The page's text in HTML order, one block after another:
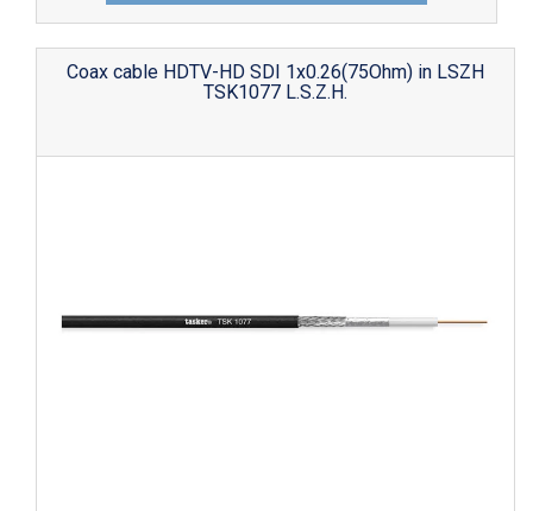
Coax cable HDTV-HD SDI 1x0.26(75Ohm) in LSZH
TSK1077 L.S.Z.H.